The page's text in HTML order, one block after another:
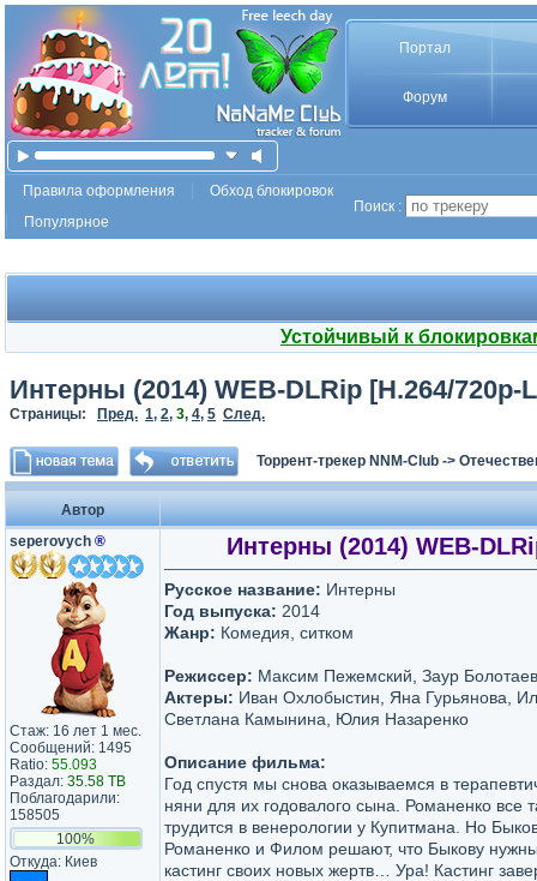
Портал
Форум
Правила оформления
Обход блокировок
Популярное
Поиск :
Устойчивый к
Интерны (2014) WEB-DLRip [H.264/720p-
Страницы: Пред. 1, 2, 3, 4, 5 След.
Торрент-трекер NNM-Club ->
Автор
seperovych ®
Стаж: 16 лет 1 мес.
Сообщений: 1495
Ratio: 55.093
Раздал: 35.58 TB
Поблагодарили:
158505
100%
Откуда: Киев
Интерны (2014) WEB-
Русское название: Интерны
Год выпуска: 2014
Жанр: Комедия, ситком
Режиссер: Максим Пежемский, Заур
Актеры: Иван Охлобыстин, Яна Гурьянова,
Светлана Камынина, Юлия Назаренко
Описание фильма:
Год спустя мы снова оказываемся в
няни для их годовалого сына. Романенко
трудится в венерологии у Купитмана. Но
Романенко и Филом решают, что Быкову
кастинг своих новых жертв… Ура! Кастинг